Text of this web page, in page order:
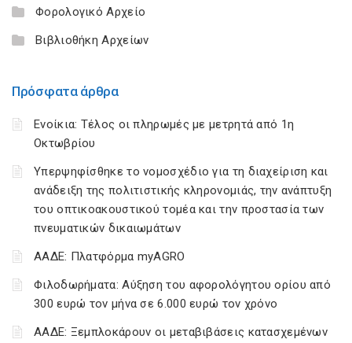
Φορολογικό Αρχείο
Βιβλιοθήκη Αρχείων
Πρόσφατα άρθρα
Ενοίκια: Τέλος οι πληρωμές με μετρητά από 1η
Οκτωβρίου
Υπερψηφίσθηκε το νομοσχέδιο για τη διαχείριση και
ανάδειξη της πολιτιστικής κληρονομιάς, την ανάπτυξη
του οπτικοακουστικού τομέα και την προστασία των
πνευματικών δικαιωμάτων
ΑΑΔΕ: Πλατφόρμα myAGRO
Φιλοδωρήματα: Αύξηση του αφορολόγητου ορίου από
300 ευρώ τον μήνα σε 6.000 ευρώ τον χρόνο
ΑΑΔΕ: Ξεμπλοκάρουν οι μεταβιβάσεις κατασχεμένων